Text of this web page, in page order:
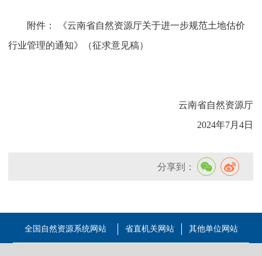
附件：
《云南省自然资源厅关于进一步规范土地估价
行业管理的通知》（征求意见稿）
云南省自然资源厅
2024年7月4日
分享到：
全国自然资源系统网站 省直机关网站 其他单位网站